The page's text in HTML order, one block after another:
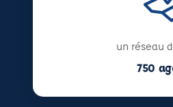
un réseau
750